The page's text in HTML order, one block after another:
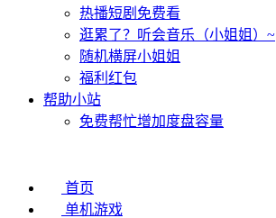
热播短剧免费看
逛累了？听会音乐（小姐姐）~
随机横屏小姐姐
福利红包
帮助小站
免费帮忙增加度盘容量
首页
单机游戏